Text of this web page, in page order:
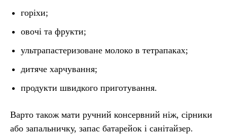
горіхи;
овочі та фрукти;
ультрапастеризоване молоко в тетрапаках;
дитяче харчування;
продукти швидкого приготування.
Варто також мати ручний консервний ніж, сірники
або запальничку, запас батарейок і санітайзер.